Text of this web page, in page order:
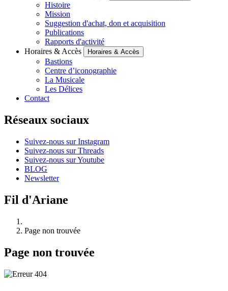
Histoire
Mission
Suggestion d'achat, don et acquisition
Publications
Rapports d'activité
Horaires & Accès
Horaires & Accès
Bastions
Centre d’iconographie
La Musicale
Les Délices
Contact
Réseaux sociaux
Suivez-nous sur Instagram
Suivez-nous sur Threads
Suivez-nous sur Youtube
BLOG
Newsletter
Fil d'Ariane
Page non trouvée
Page non trouvée